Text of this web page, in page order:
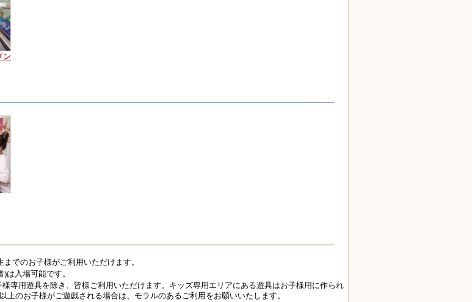
ン
までのお子様がご利用いただけます。
は入場可能です。
専用遊具を除き、皆様ご利用いただけます。キッズ専用エリアにある遊具はお子様用に作られ
上のお子様がご遊戯される場合は、モラルのあるご利用をお願いいたします。